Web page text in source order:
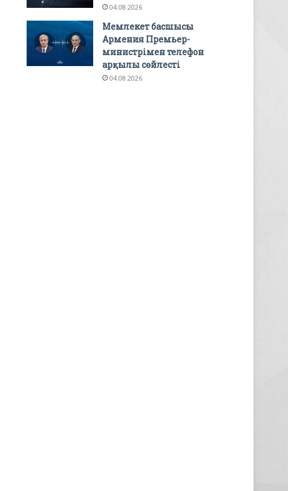
04.08.2026
Мемлекет басшысы
Армения Премьер-
министрімен телефон
арқылы сөйлесті
04.08.2026